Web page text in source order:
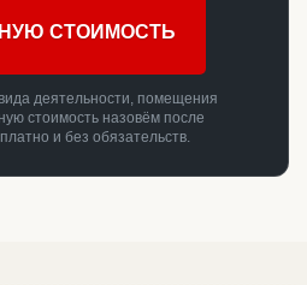
СТОИМОСТЬ
деятельности, помещения
стоимость назовём после
и без обязательств.